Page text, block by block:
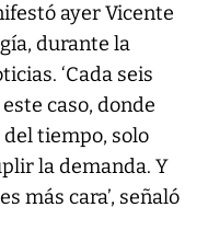
ayer Vicente
durante la
‘Cada seis
caso, donde
tiempo, solo
la demanda. Y
más cara’, señaló